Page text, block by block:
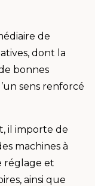
de
dont la
bonnes
sens renforcé
il importe de
machines à
réglage et
ainsi que